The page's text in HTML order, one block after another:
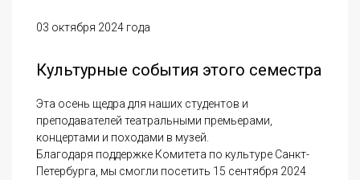
03 октября 2024 года
Культурные события этого семестра
Эта осень щедра для наших студентов и
преподавателей театральными премьерами,
концертами и походами в музей.
Благодаря поддержке Комитета по культуре Санкт-
Петербурга, мы смогли посетить 15 сентября 2024